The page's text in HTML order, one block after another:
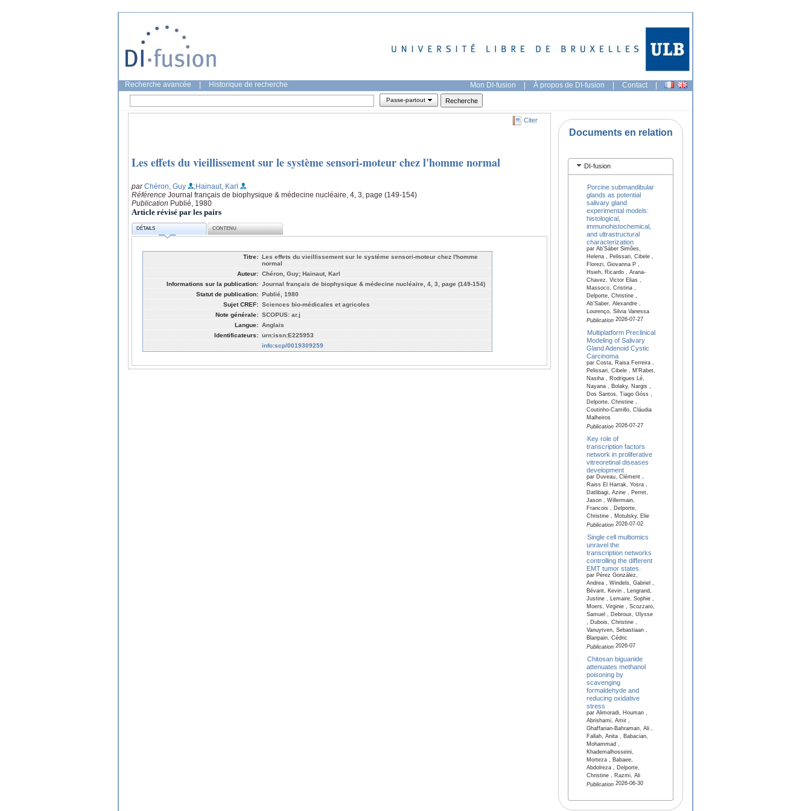
Recherche avancée Historique de recherche Mon DI-fusion | À propos de DI-fusion | Contact |
Passe-partout
Citer
Les effets du vieillissement sur le système sensori-moteur chez l'homme normal
parChéron, Guy
;Hainaut, Karl
Référence Journal français de biophysique & médecine nucléaire, 4, 3, page (149-154)
Publication Publié, 1980
Article révisé par les pairs
DÉTAILS CONTENU
Titre: Les effets du vieillissement sur le système sensori-moteur chez l'homme
normal
Auteur: Chéron, Guy; Hainaut, Karl
Informations sur la publication: Journal français de biophysique & médecine nucléaire, 4, 3, page (149-154)
Statut de publication: Publié, 1980
Sujet CREF: Sciences bio-médicales et agricoles
Note générale: SCOPUS: ar.j
Langue: Anglais
Identificateurs: urn:issn:E225953
info:scp/0019309259
Documents en relation
DI-fusion
Porcine submandibular
glands as potential
salivary gland
experimental models:
histological,
immunohistochemical,
and ultrastructural
characterization
par Ab’Sáber Simões,
Helena , Pelissari, Cibele ,
Florezi, Giovanna P ,
Hsieh, Ricardo , Arana-
Chavez, Victor Elias ,
Massoco, Cristina ,
Delporte, Christine ,
Ab’Saber, Alexandre ,
Lourenço, Silvia Vanessa
Publication2026-07-27
Multiplatform Preclinical
Modeling of Salivary
Gland Adenoid Cystic
Carcinoma
par Costa, Raisa Ferreira ,
Pelissari, Cibele , M'Rabet,
Nasiha , Rodrigues Lé,
Nayana , Bolaky, Nargis ,
Dos Santos, Tiago Góss ,
Delporte, Christine ,
Coutinho-Camillo, Cláudia
Malheiros
Publication2026-07-27
Key role of
transcription factors
network in proliferative
vitreoretinal diseases
development
par Duveau, Clément ,
Raiss El Harrak, Yosra ,
Datlibagi, Azine , Perret,
Jason , Willermain,
Francois , Delporte,
Christine , Motulsky, Elie
Publication2026-07-02
Single cell multiomics
unravel the
transcription networks
controlling the different
EMT tumor states.
par Pérez González,
Andrea , Windels, Gabriel ,
Bévant, Kevin , Lengrand,
Justine , Lemaire, Sophie ,
Moers, Virginie , Scozzaro,
Samuel , Debroux, Ulysse
, Dubois, Christine ,
Vanuytven, Sebastiaan ,
Blanpain, Cédric
Publication2026-07
Chitosan biguanide
attenuates methanol
poisoning by
scavenging
formaldehyde and
reducing oxidative
stress
par Alimoradi, Houman ,
Abrishami, Amir ,
Ghaffarian-Bahraman, Ali ,
Fallah, Anita , Babacian,
Mohammad ,
Khademalhosseini,
Morteza , Babaee,
Abdolreza , Delporte,
Christine , Razmi, Ali
Publication2026-06-30